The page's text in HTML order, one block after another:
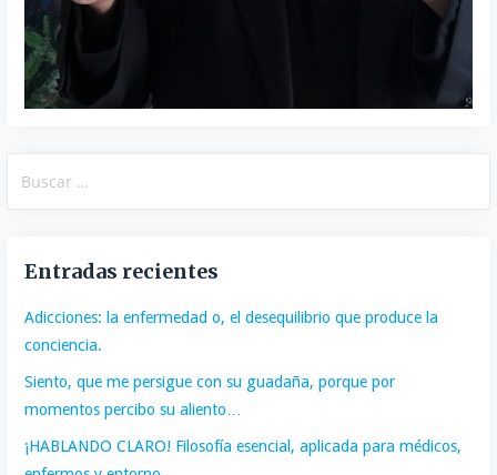
Entradas recientes
Adicciones: la enfermedad o, el desequilibrio que produce la
conciencia.
Siento, que me persigue con su guadaña, porque por
momentos percibo su aliento…
¡HABLANDO CLARO! Filosofía esencial, aplicada para médicos,